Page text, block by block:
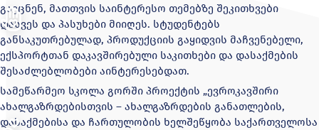
გაეცნენ, მათთვის საინტერესო თემებზე შეკითხვები
დასვეს და პასუხები მიიღეს. სტუდენტებს
განსაკუთრებულად, პროდუქციის გაყიდვის მაჩვენებელი,
ექსპორტთან დაკავშირებული საკითხები და დასაქმების
შესაძლებლობები აინტერესებდათ.
სამეწარმეო სკოლა გორში პროექტის „ევროკავშირი
ახალგაზრდებისთვის – ახალგაზრდების განათლების,
დასაქმებისა და ჩართულობის ხელშეწყობა საქართველოსა